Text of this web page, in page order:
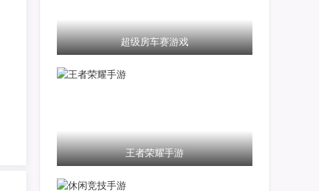
超级房车赛游戏
王者荣耀手游